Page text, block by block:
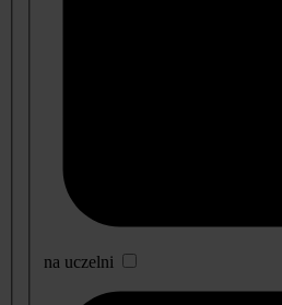
na uczelni